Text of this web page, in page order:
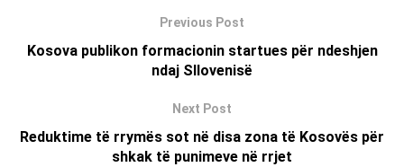
Previous Post
Kosova publikon formacionin startues për ndeshjen
ndaj Sllovenisë
Next Post
Reduktime të rrymës sot në disa zona të Kosovës për
shkak të punimeve në rrjet